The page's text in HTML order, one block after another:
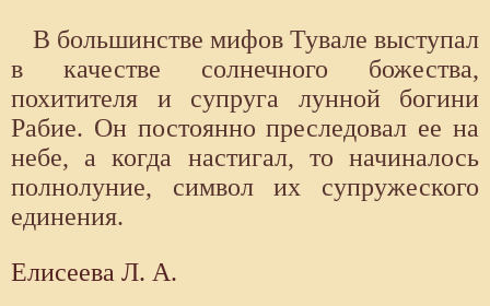
В большинстве мифов Тувале выступал
в качестве солнечного божества,
похитителя и супруга лунной богини
Рабие. Он постоянно преследовал ее на
небе, а когда настигал, то начиналось
полнолуние, символ их супружеского
единения.
Елисеева Л. А.